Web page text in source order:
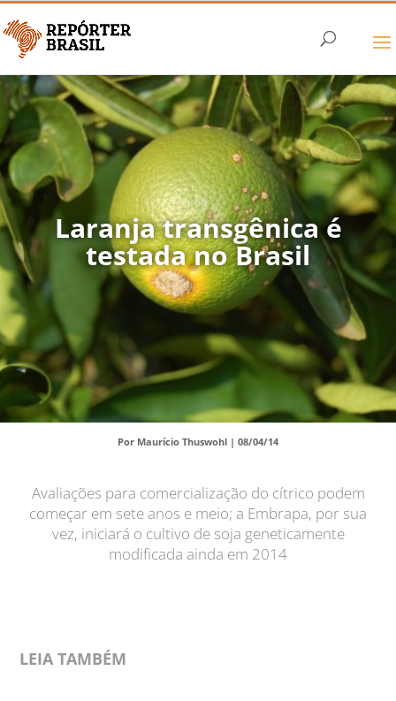
Laranja transgênica é
testada no Brasil
Por Maurício Thuswohl | 08/04/14
Avaliações para comercialização do cítrico podem
começar em sete anos e meio; a Embrapa, por sua
vez, iniciará o cultivo de soja geneticamente
modificada ainda em 2014
LEIA TAMBÉM